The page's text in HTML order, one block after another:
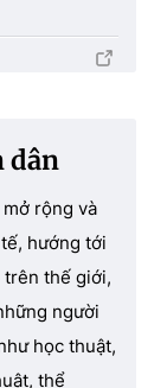
dân
rộng và
hướng tới
trên thế giới,
người
học thuật,
thể